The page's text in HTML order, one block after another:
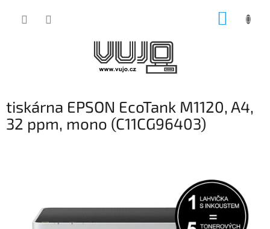
tiskárna EPSON EcoTank M1120, A4,
32 ppm, mono (C11CG96403)